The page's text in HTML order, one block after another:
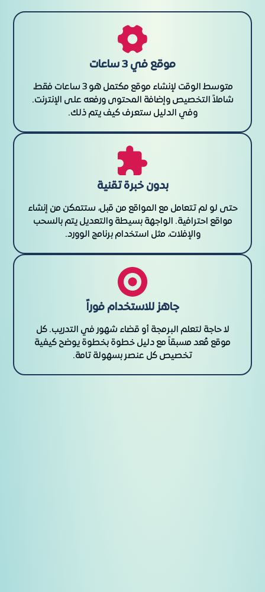
موقع في 3 ساعات
متوسط الوقت لإنشاء موقع مكتمل هو 3 ساعات فقط،
شاملاً التخصيص وإضافة المحتوى ورفعه على الإنترنت.
وفي الدليل ستعرف كيف يتم ذلك.
بدون خبرة تقنية
حتى لو لم تتعامل مع المواقع من قبل، ستتمكن من إنشاء
مواقع احترافية. الواجهة بسيطة والتعديل يتم بالسحب
والإفلات، مثل استخدام برنامج الوورد.
جاهز للاستخدام فوراً
لا حاجة لتعلم البرمجة أو قضاء شهور في التدريب. كل
موقع مُعد مسبقاً مع دليل خطوة بخطوة يوضح كيفية
تخصيص كل عنصر بسهولة تامة.